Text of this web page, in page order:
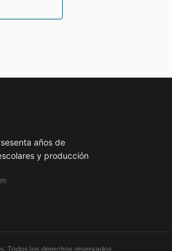
años de
y producción
Todos los derechos reservados.